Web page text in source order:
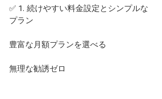
✅ 1. 続けやすい料金設定とシンプルな
プラン
豊富な月額プランを選べる
無理な勧誘ゼロ